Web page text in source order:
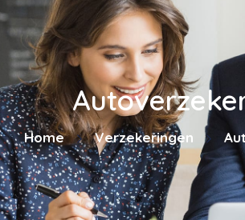
Home Verzekeringen